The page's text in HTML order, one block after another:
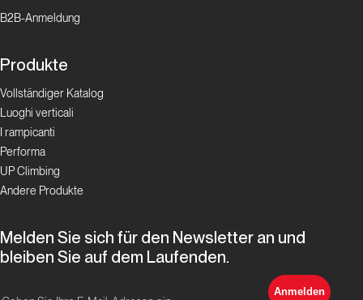
B2B-Anmeldung
Produkte
Vollständiger Katalog
Luoghi verticali
I rampicanti
Performa
UP Climbing
Andere Produkte
Melden Sie sich für den Newsletter an und
bleiben Sie auf dem Laufenden.
Anmelden